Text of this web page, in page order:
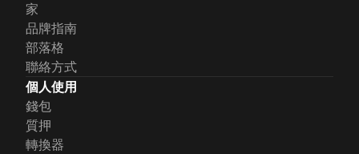
家
品牌指南
部落格
聯絡方式
個人使用
錢包
質押
轉換器